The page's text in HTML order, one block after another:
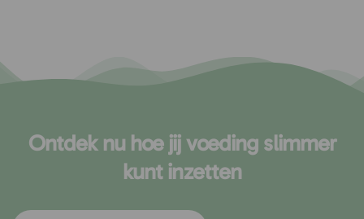
Ontdek nu hoe jij voeding slimmer
kunt inzetten